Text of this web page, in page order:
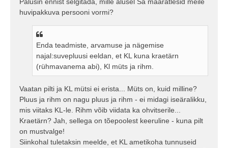
Palusin ennist selgitada, mille alusel Sa määratlesid meile
huvipakkuva persooni vormi?
Enda teadmiste, arvamuse ja nägemise
najal:suvepluusi eeldan, et KL kuna kraetärn
(rühmavanema abi), Kl müts ja rihm.
Vaatan pilti ja KL mütsi ei erista... Müts on, kuid milline?
Pluus ja rihm on nagu pluus ja rihm - ei midagi iseäralikku,
mis viitaks KL-le. Rihm võib viidata ka ohvitserile...
Kraetärn? Jah, sellega on tõepoolest keeruline - kuna pilt
on mustvalge!
Siinkohal tuletaksin meelde, et KL ametikoha tunnuseid